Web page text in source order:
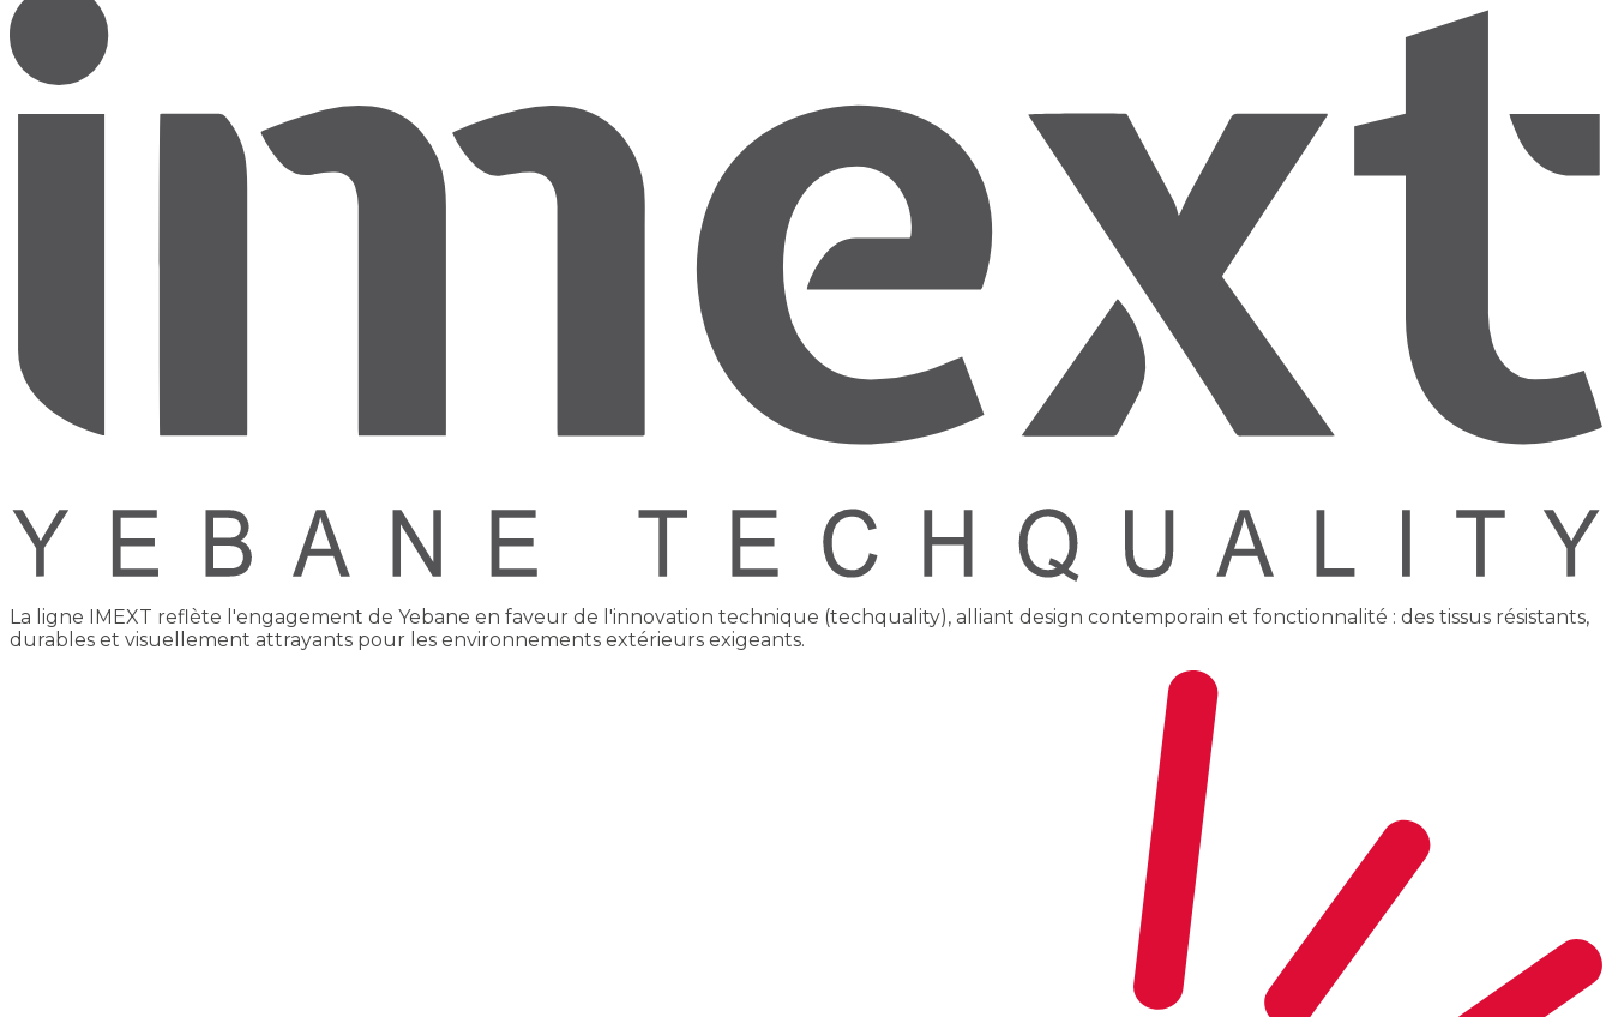
La ligne IMEXT reflète l'engagement de Yebane en faveur de l'innovation technique (techquality), alliant design contemporain et fonctionnalité : des tissus résistants,
durables et visuellement attrayants pour les environnements extérieurs exigeants.